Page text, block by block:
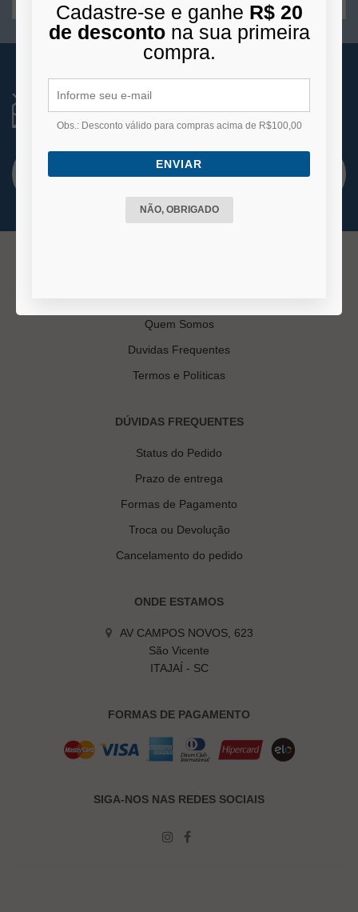
RECEBA NOVIDADES
Você está se cadastrando para receber e-mails
Quem Somos
Duvidas Frequentes
Termos e Políticas
DÚVIDAS FREQUENTES
Status do Pedido
Prazo de entrega
Formas de Pagamento
Troca ou Devolução
Cancelamento do pedido
ONDE ESTAMOS
AV CAMPOS NOVOS, 623
São Vicente
ITAJAÍ - SC
FORMAS DE PAGAMENTO
SIGA-NOS NAS REDES SOCIAIS
Cadastre-se e ganhe R$ 20
de descontona sua primeira
compra.
Obs.: Desconto válido para compras acima de R$100,00
ENVIAR
NÃO, OBRIGADO